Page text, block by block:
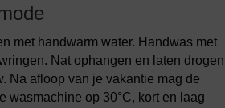
met handwarm water. Handwas met
Nat ophangen en laten drogen
Na afloop van je vakantie mag de
wasmachine op 30°C, kort en laag